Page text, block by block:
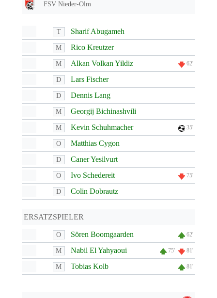
FSV Nieder-Olm
T Sharif Abugameh
M Rico Kreutzer
M Alkan Volkan Yildiz 62'
D Lars Fischer
D Dennis Lang
M Georgij Bichinashvili
M Kevin Schuhmacher 35'
O Matthias Cygon
D Caner Yesilvurt
O Ivo Schedereit 75'
D Colin Dobrautz
ERSATZSPIELER
O Sören Boomgaarden 62'
M Nabil El Yahyaoui 75' 81'
M Tobias Kolb 81'